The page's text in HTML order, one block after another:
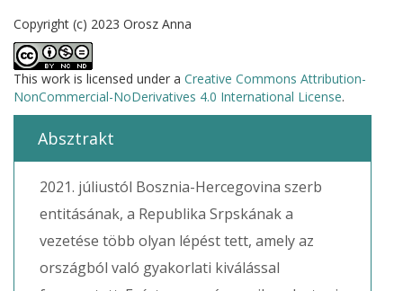
Copyright (c) 2023 Orosz Anna
This work is licensed under a Creative Commons Attribution-
NonCommercial-NoDerivatives 4.0 International License.
Absztrakt
2021. júliustól Bosznia-Hercegovina szerb
entitásának, a Republika Srpskának a
vezetése több olyan lépést tett, amely az
országból való gyakorlati kiválással